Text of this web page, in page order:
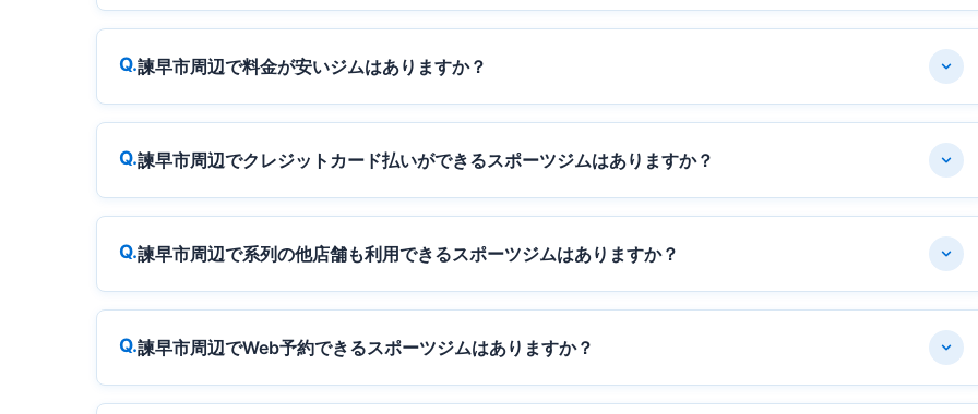
諫早市周辺で料金が安いジムはありますか？
諫早市周辺でクレジットカード払いができるスポーツジムはありますか？
諫早市周辺で系列の他店舗も利用できるスポーツジムはありますか？
諫早市周辺でWeb予約できるスポーツジムはありますか？